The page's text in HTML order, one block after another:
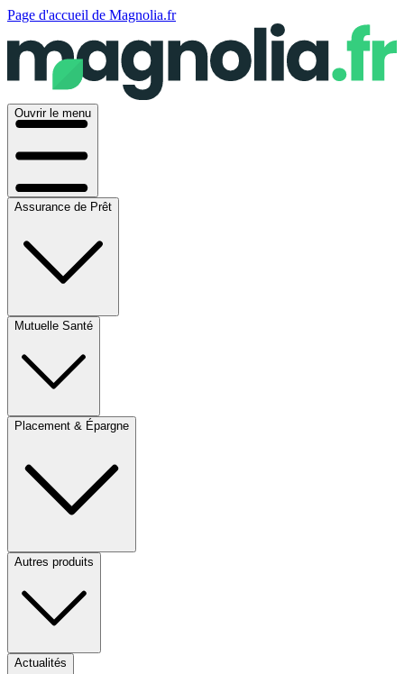
Page d'accueil de Magnolia.fr
Ouvrir le menu
Assurance de Prêt
Mutuelle Santé
Placement & Épargne
Autres produits
Actualités